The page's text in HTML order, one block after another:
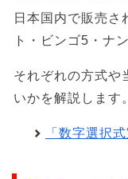
日本国内で販売さ
ト・ビンゴ5・ナ
それぞれの方式や
いかを解説します。
「数字選択